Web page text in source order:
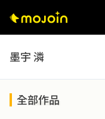
墨宇 潾
全部作品